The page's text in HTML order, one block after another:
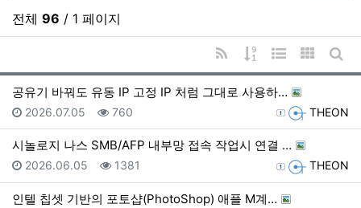
전체 96 / 1 페이지
RSS
게시물 정렬
웹진 스타일
갤러리게
공유기 바꿔도 유동 IP 고정 IP 처럼 그대로 사용하…
등록자 THEON
등록일
2026.07.05 조회
760
시놀로지 나스 SMB/AFP 내부망 접속 작업시 연결 …
등록자 THEON
등록일
2026.06.05 조회
1381
인텔 칩셋 기반의 포토샵(PhotoShop) 애플 M계…